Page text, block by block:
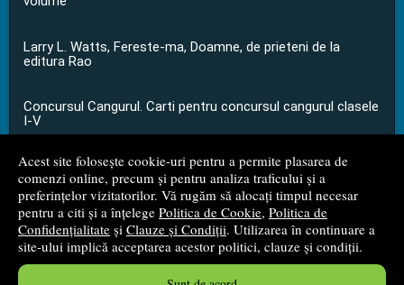
Acest site folosește cookie-uri pentru a permite plasarea de
comenzi online, precum și pentru analiza traficului și a
preferințelor vizitatorilor. Vă rugăm să alocați timpul necesar
pentru a citi și a înțelege Politica de Cookie, Politica de
Confidențialitate și Clauze și Condiții. Utilizarea în continuare a
site-ului implică acceptarea acestor politici, clauze și condiții.
Larry L. Watts, Fereste-ma, Doamne, de prieteni de la
editura Rao
Concursul Cangurul. Carti pentru concursul cangurul clasele
I-V
...toate știrile
© 2008 - 2026S.C. M.G. Net Distribution S.R.L.
Magazin onlinecreat deVital Soft